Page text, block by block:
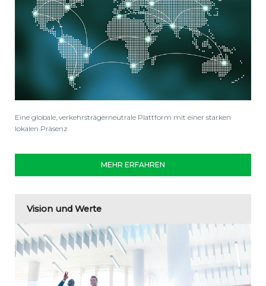
Eine globale, verkehrsträgerneutrale Plattform mit einer starken
lokalen Präsenz
MEHR ERFAHREN
Vision und Werte